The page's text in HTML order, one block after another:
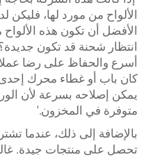
الأفضل أن تكون هذه
انتظار شحنة قد تكون
أسرع والحفاظ على رضا
كان باب أو غطاء محرك إحدى
يمكن إصلاحه بسرعة لأن
متوفرة في المخزون.'
بالإضافة إلى ذلك، عندما
تحصل على منتجات جيدة.